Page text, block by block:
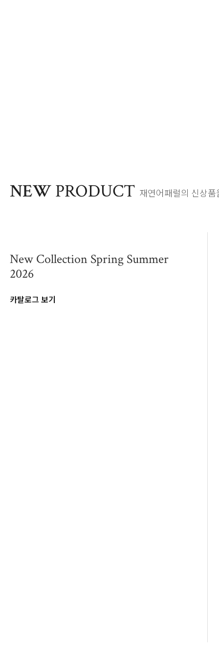
NEWPRODUCT 재연어패럴의 신상품
New Collection Spring Summer
2026
카탈로그 보기